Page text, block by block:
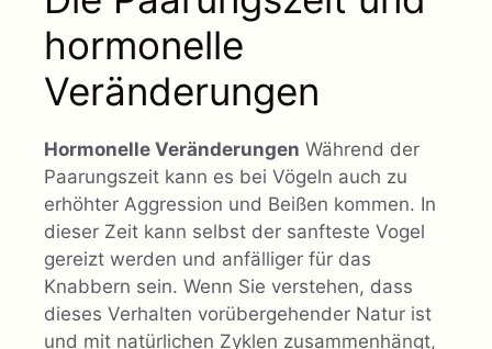
hormonelle
Veränderungen
Hormonelle Veränderungen Während der
Paarungszeit kann es bei Vögeln auch zu
erhöhter Aggression und Beißen kommen. In
dieser Zeit kann selbst der sanfteste Vogel
gereizt werden und anfälliger für das
Knabbern sein. Wenn Sie verstehen, dass
dieses Verhalten vorübergehender Natur ist
und mit natürlichen Zyklen zusammenhängt,